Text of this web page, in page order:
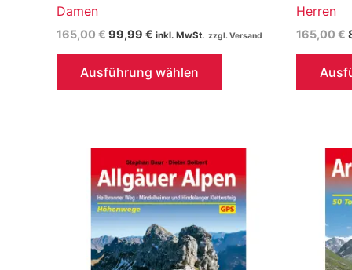
Damen
165,00€Ursprünglicher
165,00 €
99,99 € Aktueller
99,99 €.
inkl. MwSt.
Ausführung wählen
Dieses
Die
Optionen
können
auf
der
Herren
165,00€